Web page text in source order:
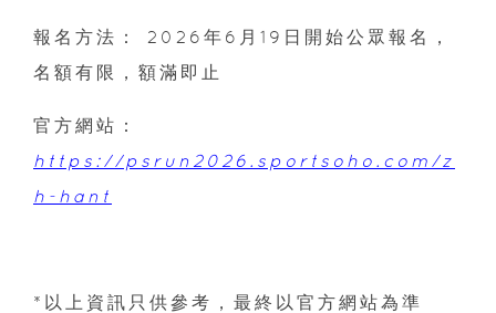
報名方法： 2026年6月19日開始公眾報名，
名額有限，額滿即止
官方網站：
https://psrun2026.sportsoho.com/z
h-hant
*以上資訊只供參考，最終以官方網站為準